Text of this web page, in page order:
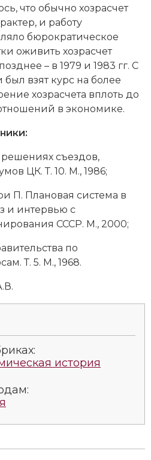
что обычно хозрасчет
и работу
бюрократическое
оживить хозрасчет
– в 1979 и 1983 гг. С
был взят курс на более
хозрасчета вплоть до
в экономике.
съездов,
ЦК. Т. 10. М., 1986;
П. Плановая система в
и интервью с
СССР. М., 2000;
по
Т. 5. М., 1968.
история